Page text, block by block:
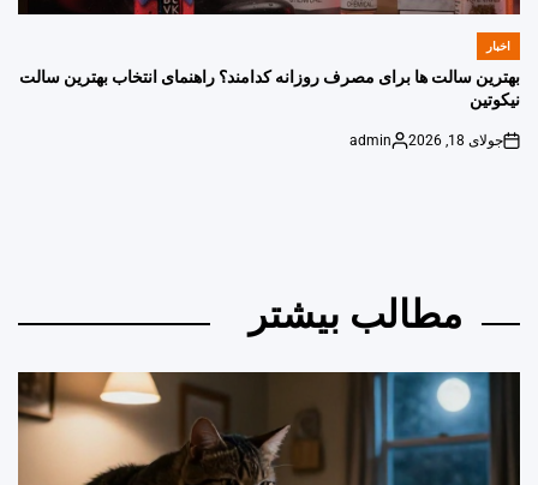
POSTED
اخبار
بهترین سالت ها برای مصرف روزانه کدامند؟ راهنمای انتخاب بهترین سالت
نیکوتین
on
جولای 18, 2026
Posted
admin
مطالب بیشتر